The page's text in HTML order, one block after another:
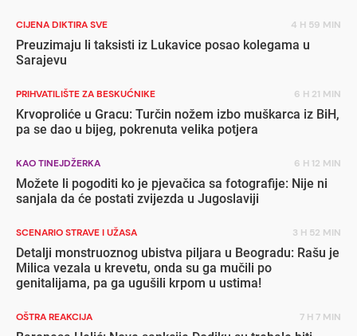
CIJENA DIKTIRA SVE 4 H 59 MIN
Preuzimaju li taksisti iz Lukavice posao kolegama u
Sarajevu
PRIHVATILIŠTE ZA BESKUĆNIKE 6 H 21 MIN
Krvoproliće u Gracu: Turčin nožem izbo muškarca iz BiH,
pa se dao u bijeg, pokrenuta velika potjera
KAO TINEJDŽERKA 6 H 12 MIN
Možete li pogoditi ko je pjevačica sa fotografije: Nije ni
sanjala da će postati zvijezda u Jugoslaviji
SCENARIO STRAVE I UŽASA 3 H 52 MIN
Detalji monstruoznog ubistva piljara u Beogradu: Rašu je
Milica vezala u krevetu, onda su ga mučili po
genitalijama, pa ga ugušili krpom u ustima!
OŠTRA REAKCIJA 7 H 7 MIN